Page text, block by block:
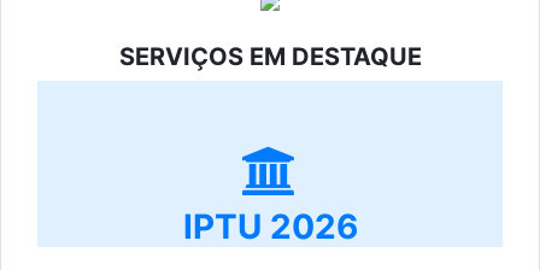
SERVIÇOS EM DESTAQUE
IPTU 2026